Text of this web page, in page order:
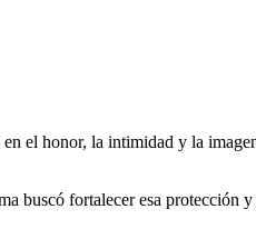
el honor, la intimidad y la
fortalecer esa protección